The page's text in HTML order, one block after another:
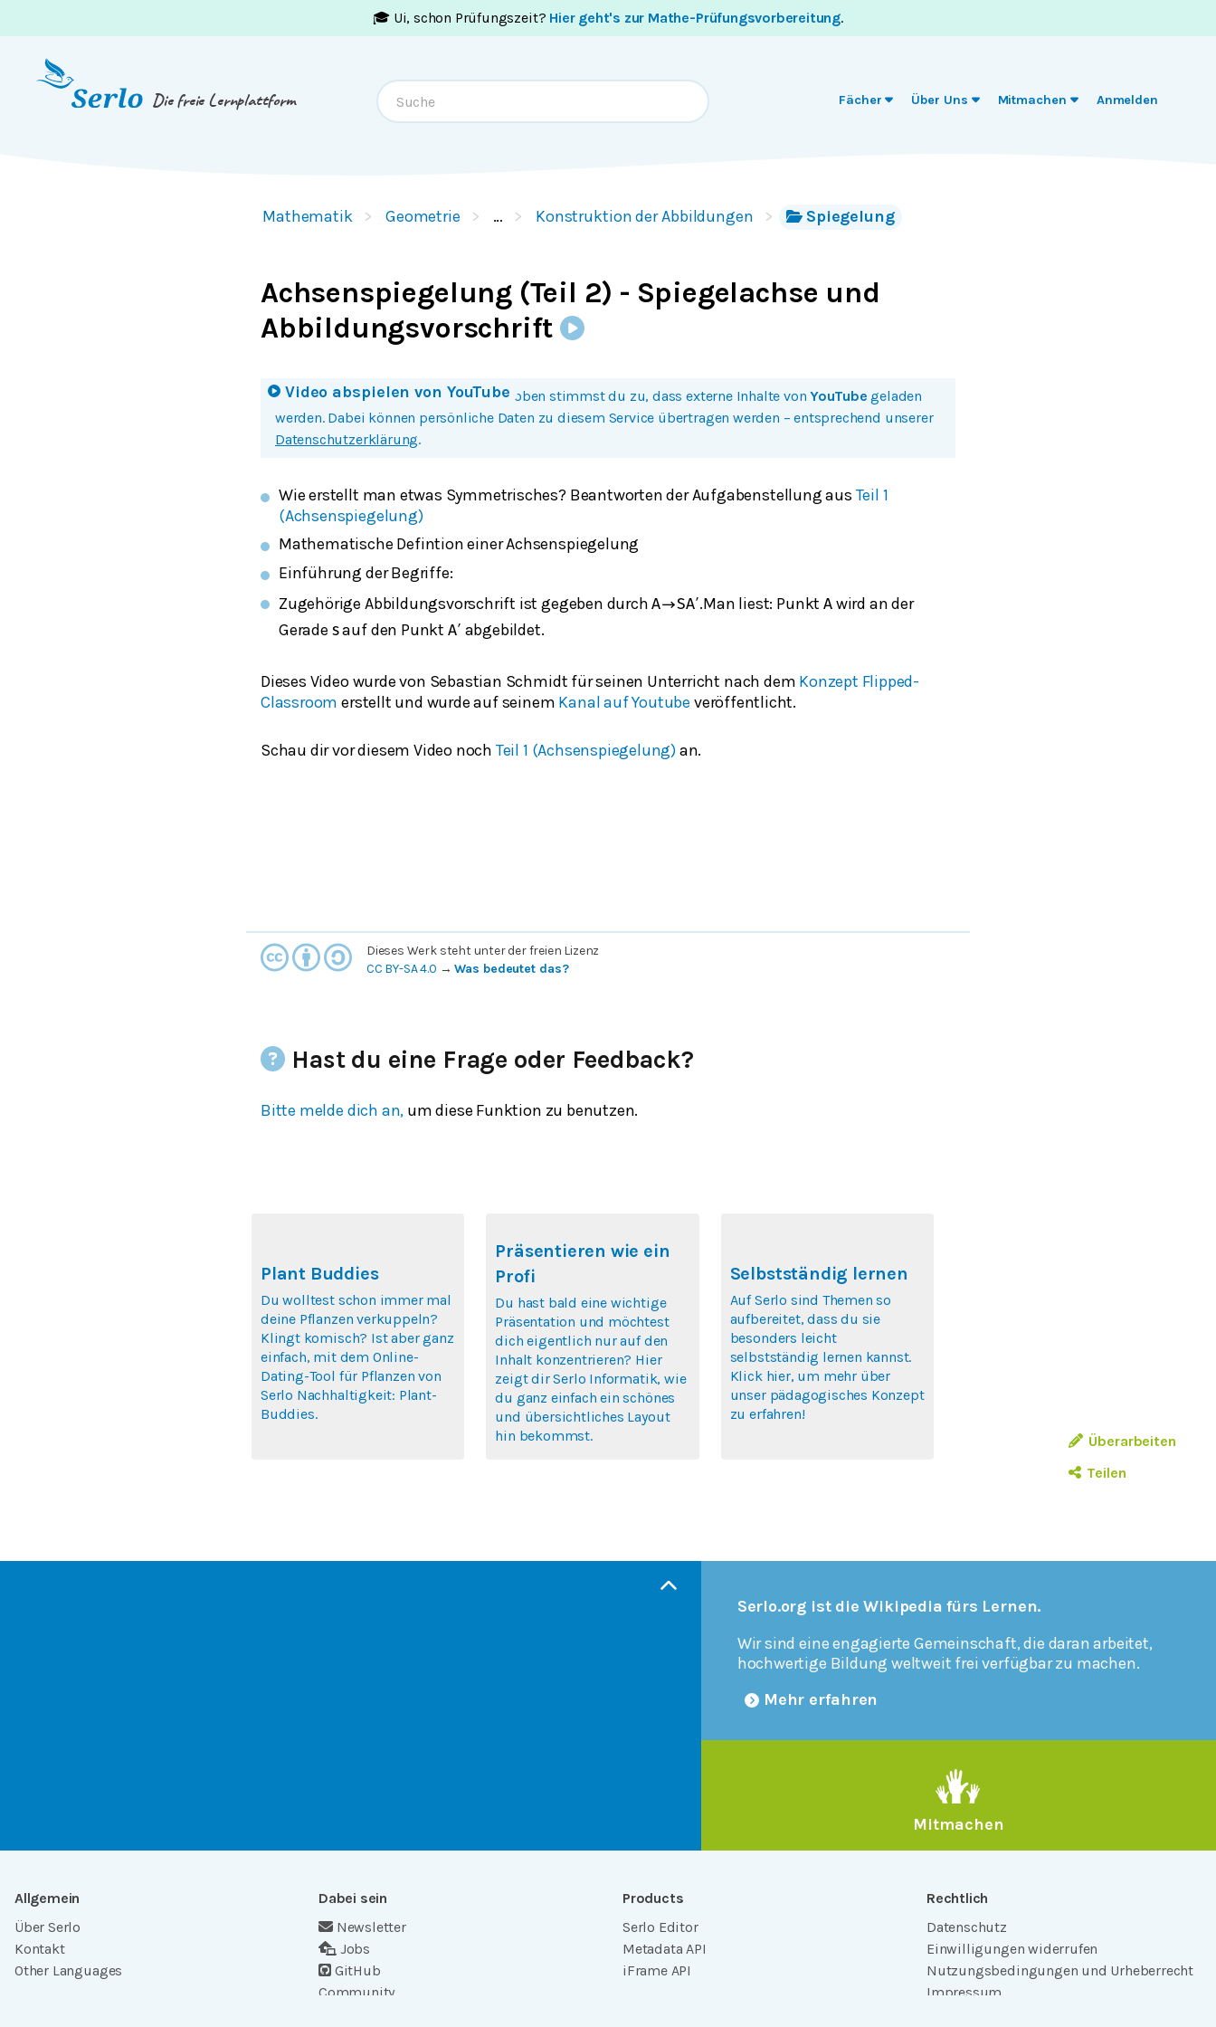
🎓 Ui, schon Prüfungszeit? Hier geht's zur Mathe-Prüfungsvorbereitung.
Die freie Lernplattform Fächer Über Uns Mitmachen Anmelden
Mathematik Geometrie … Konstruktion der Abbildungen Spiegelung
Achsenspiegelung (Teil 2) - Spiegelachse und
Abbildungsvorschrift
Video abspielen von YouTube
Mit einem Klick auf Bild oder Button oben stimmst du zu, dass externe Inhalte vonYouTube geladen
werden. Dabei können persönliche Daten zu diesem Service übertragen werden – entsprechend unserer
Datenschutzerklärung.
Wie erstellt man etwas Symmetrisches? Beantworten der Aufgabenstellung aus Teil 1
(Achsenspiegelung)
Mathematische Defintion einer Achsenspiegelung
Einführung der Begriffe:
Zugehörige Abbildungsvorschrift ist gegeben durchA→SA′.Man liest: Punkt Awird an der
Gerade sauf den Punkt A′ abgebildet.
Dieses Video wurde von Sebastian Schmidt für seinen Unterricht nach dem Konzept Flipped-
Classroom erstellt und wurde auf seinem Kanal auf Youtube veröffentlicht.
Schau dir vor diesem Video noch Teil 1 (Achsenspiegelung)an.
Überarbeiten
Teilen
Dieses Werk steht unter der freien Lizenz
CC BY-SA 4.0 →Was bedeutet das?
Hast du eine Frage oder Feedback?
Bitte melde dich an, um diese Funktion zu benutzen.
Plant Buddies
Du wolltest schon immer mal
deine Pflanzen verkuppeln?
Klingt komisch? Ist aber ganz
einfach, mit dem Online-
Dating-Tool für Pflanzen von
Serlo Nachhaltigkeit: Plant-
Buddies.
Präsentieren wie ein
Profi
Du hast bald eine wichtige
Präsentation und möchtest
dich eigentlich nur auf den
Inhalt konzentrieren? Hier
zeigt dir Serlo Informatik, wie
du ganz einfach ein schönes
und übersichtliches Layout
hin bekommst.
Selbstständig lernen
Auf Serlo sind Themen so
aufbereitet, dass du sie
besonders leicht
selbstständig lernen kannst.
Klick hier, um mehr über
unser pädagogisches Konzept
zu erfahren!
Serlo.org ist die Wikipedia fürs Lernen.
Wir sind eine engagierte Gemeinschaft, die daran arbeitet,
hochwertige Bildung weltweit frei verfügbar zu machen.
Mehr erfahren
Mitmachen
Allgemein
Über Serlo
Kontakt
Other Languages
Dabei sein
Newsletter
Jobs
GitHub
Community
Products
Serlo Editor
Metadata API
iFrame API
Rechtlich
Datenschutz
Einwilligungen widerrufen
Nutzungsbedingungen und Urheberrecht
Impressum